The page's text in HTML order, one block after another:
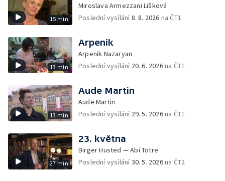
15 min
Miroslava Armezzani Lišková
Poslední vysílání8. 8. 2026 na ČT1
13 min
Arpenik
Arpenik Nazaryan
Poslední vysílání 20. 6. 2026na ČT1
13 min
Aude Martin
Aude Martin
Poslední vysílání 29. 5. 2026na ČT1
27 min
23. května
Birger Husted — Abi Totre
Poslední vysílání30. 5. 2026na ČT2